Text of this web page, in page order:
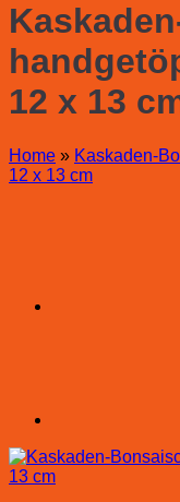
12 x 13
Home » Kaskaden-
12 x 13 cm